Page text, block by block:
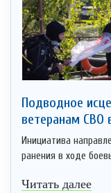
Подводное
ветеранам СВО
Инициатива
ранения в ходе
Читать далее